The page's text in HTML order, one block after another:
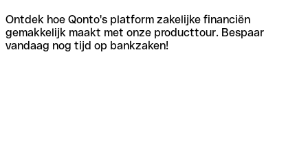
Ontdek hoe Qonto's platform zakelijke financiën
gemakkelijk maakt met onze producttour. Bespaar
vandaag nog tijd op bankzaken!